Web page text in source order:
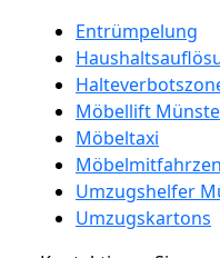
Entrümpelung
Möbellift
Möbeltaxi
Umzugshelfer
Umzugskartons